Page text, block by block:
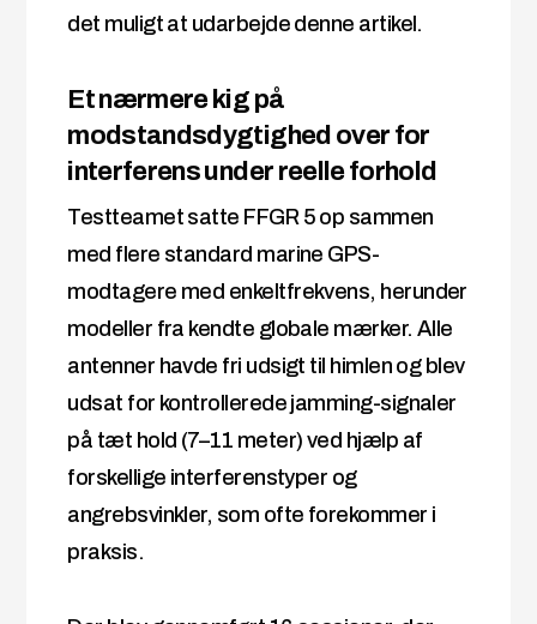
det muligt at udarbejde denne artikel.
Et nærmere kig på
modstandsdygtighed over for
interferens under reelle forhold
Testteamet satte FFGR 5 op sammen
med flere standard marine GPS-
modtagere med enkeltfrekvens, herunder
modeller fra kendte globale mærker. Alle
antenner havde fri udsigt til himlen og blev
udsat for kontrollerede jamming-signaler
på tæt hold (7–11 meter) ved hjælp af
forskellige interferenstyper og
angrebsvinkler, som ofte forekommer i
praksis.